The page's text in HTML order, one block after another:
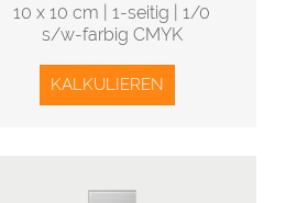
10 x 10 cm | 1-seitig | 1/0
s/w-farbig CMYK
KALKULIEREN